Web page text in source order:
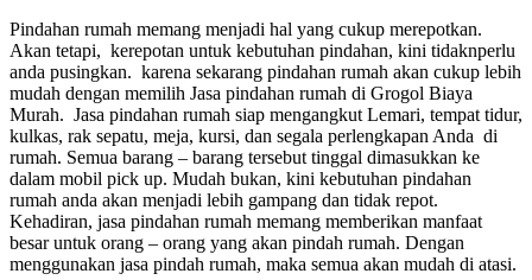
Pindahan rumah memang menjadi hal yang cukup merepotkan.
Akan tetapi, kerepotan untuk kebutuhan pindahan, kini tidaknperlu
anda pusingkan. karena sekarang pindahan rumah akan cukup lebih
mudah dengan memilih Jasa pindahan rumah di Grogol Biaya
Murah. Jasa pindahan rumah siap mengangkut Lemari, tempat tidur,
kulkas, rak sepatu, meja, kursi, dan segala perlengkapan Anda di
rumah. Semua barang – barang tersebut tinggal dimasukkan ke
dalam mobil pick up. Mudah bukan, kini kebutuhan pindahan
rumah anda akan menjadi lebih gampang dan tidak repot.
Kehadiran, jasa pindahan rumah memang memberikan manfaat
besar untuk orang – orang yang akan pindah rumah. Dengan
menggunakan jasa pindah rumah, maka semua akan mudah di atasi.